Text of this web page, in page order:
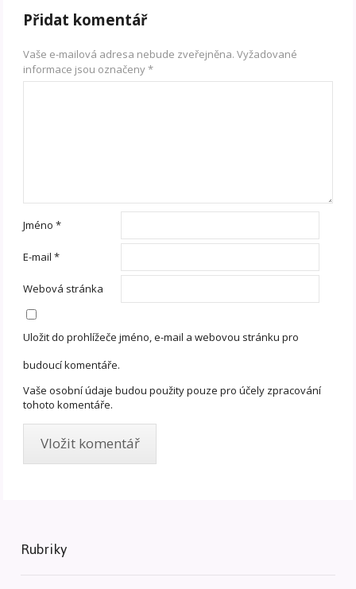
Přidat komentář
Vaše e-mailová adresa nebude zveřejněna. Vyžadované
informace jsou označeny*
Jméno*
E-mail*
Webová stránka
Uložit do prohlížeče jméno, e-mail a webovou stránku pro
budoucí komentáře.
Vaše osobní údaje budou použity pouze pro účely zpracování
tohoto komentáře.
Rubriky